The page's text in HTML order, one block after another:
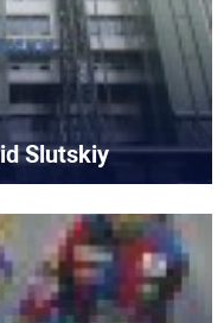
Slutskiy